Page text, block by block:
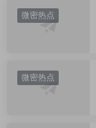
微密热点
微密热点